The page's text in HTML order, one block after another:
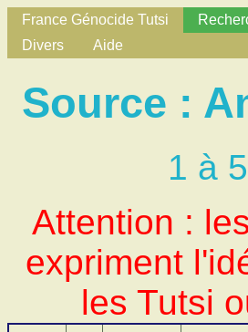
France Génocide Tutsi
Divers
Aide
Source :
1 à
Attention :
expriment
les Tutsi